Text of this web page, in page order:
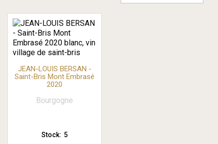
JEAN-LOUIS BERSAN -
Saint-Bris Mont Embrasé
2020
Bourgogne
Stock: 5